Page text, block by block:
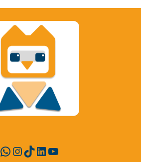
WhatsApp
Instagram
TikTok
LinkedIn
YouTube